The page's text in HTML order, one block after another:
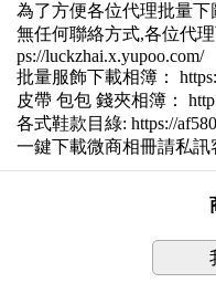
為了方便各位代理批量下
無任何聯絡方式,各位代
ps://luckzhai.x.yupoo.com/
批量服飾下載相簿：
皮帶 包包 錢夾相簿：
各式鞋款目綠: https://
一鍵下載微商相冊請私訊